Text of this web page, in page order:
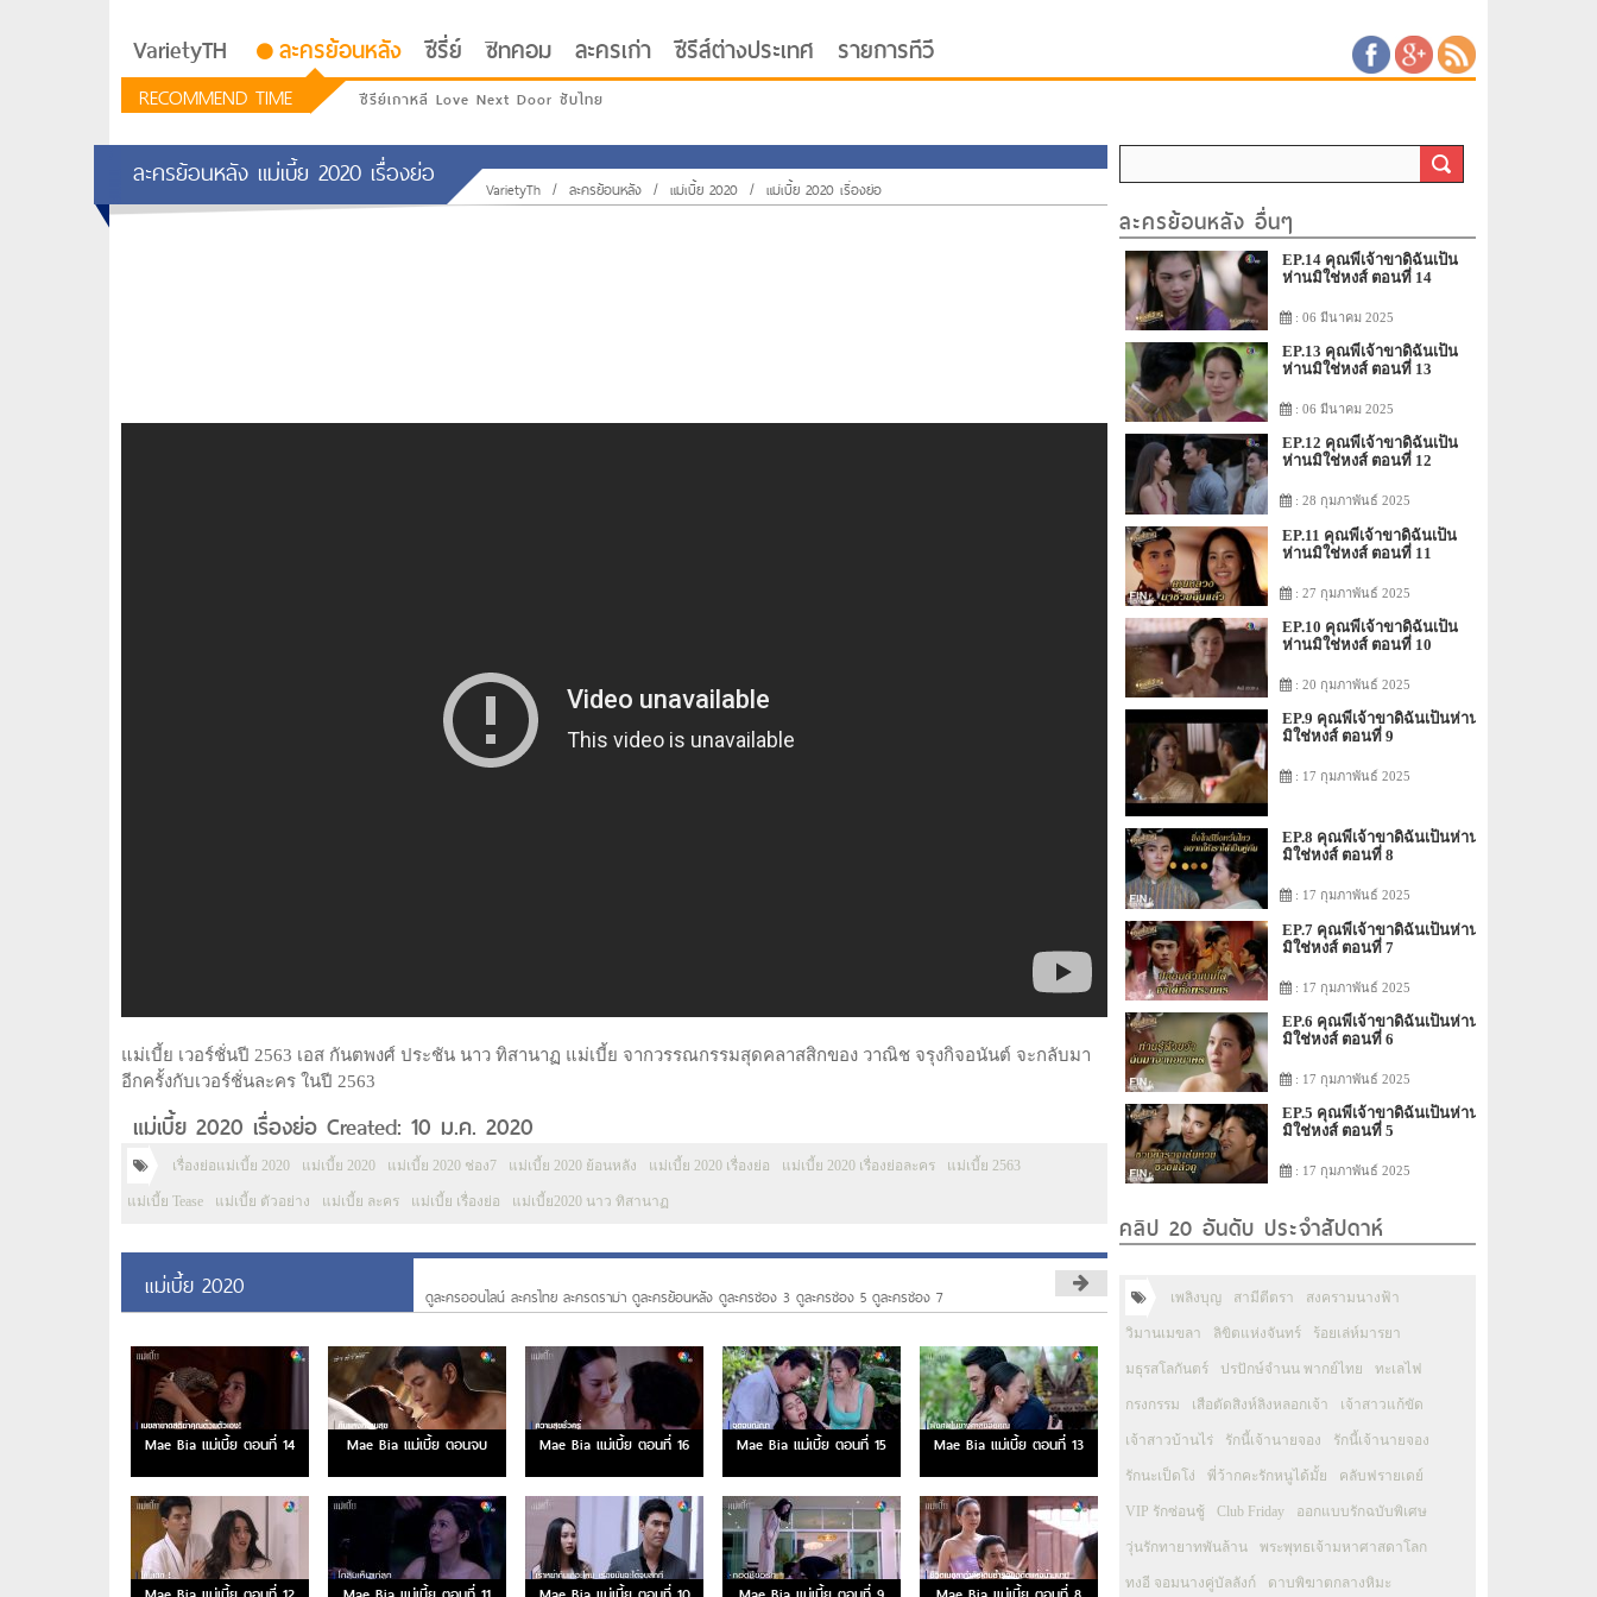
VarietyTH ละครย้อนหลัง ซีรี่ย์ ซิทคอม ละครเก่า ซีรีส์ต่างประเทศ รายการทีวี
RECOMMEND TIME ซีรีย์เกาหลี Love Next Door ซับไทย
รักอยู่ประตูถัดไป
ละครย้อนหลัง แม่เบี้ย 2020 เรื่องย่อ VarietyTh / ละครย้อนหลัง / แม่เบี้ย 2020 / แม่เบี้ย 2020 เรื่องย่อ
แม่เบี้ย เวอร์ชั่นปี 2563 เอส กันตพงศ์ ประชัน นาว ทิสานาฏ แม่เบี้ย จากวรรณกรรมสุดคลาสสิกของ วาณิช จรุงกิจอนันต์ จะกลับมา
อีกครั้งกับเวอร์ชั่นละคร ในปี 2563
แม่เบี้ย 2020 เรื่องย่อ Created: 10 ม.ค. 2020
เรื่องย่อแม่เบี้ย 2020 แม่เบี้ย 2020 แม่เบี้ย 2020 ช่อง7 แม่เบี้ย 2020 ย้อนหลัง แม่เบี้ย 2020 เรื่องย่อ แม่เบี้ย 2020 เรื่องย่อละคร แม่เบี้ย 2563
แม่เบี้ย Tease แม่เบี้ย ตัวอย่าง แม่เบี้ย ละคร แม่เบี้ย เรื่องย่อ แม่เบี้ย2020 นาว ทิสานาฏ
แม่เบี้ย 2020 ดูละครออนไลน์ ละครไทย ละครดราม่า ดูละครย้อนหลัง ดูละครช่อง 3 ดูละครช่อง 5 ดูละครช่อง 7
Mae Bia แม่เบี้ย ตอนที่ 14 Mae Bia แม่เบี้ย ตอนจบ Mae Bia แม่เบี้ย ตอนที่ 16 Mae Bia แม่เบี้ย ตอนที่ 15 Mae Bia แม่เบี้ย ตอนที่ 13
ละครย้อนหลัง อื่นๆ
EP.14 คุณพี่เจ้าขาดิฉันเป็น
ห่านมิใช่หงส์ ตอนที่ 14
: 06 มีนาคม 2025
EP.13 คุณพี่เจ้าขาดิฉันเป็น
ห่านมิใช่หงส์ ตอนที่ 13
: 06 มีนาคม 2025
EP.12 คุณพี่เจ้าขาดิฉันเป็น
ห่านมิใช่หงส์ ตอนที่ 12
: 28 กุมภาพันธ์ 2025
EP.11 คุณพี่เจ้าขาดิฉันเป็น
ห่านมิใช่หงส์ ตอนที่ 11
: 27 กุมภาพันธ์ 2025
EP.10 คุณพี่เจ้าขาดิฉันเป็น
ห่านมิใช่หงส์ ตอนที่ 10
: 20 กุมภาพันธ์ 2025
EP.9 คุณพี่เจ้าขาดิฉันเป็นห่าน
มิใช่หงส์ ตอนที่ 9
: 17 กุมภาพันธ์ 2025
EP.8 คุณพี่เจ้าขาดิฉันเป็นห่าน
มิใช่หงส์ ตอนที่ 8
: 17 กุมภาพันธ์ 2025
EP.7 คุณพี่เจ้าขาดิฉันเป็นห่าน
มิใช่หงส์ ตอนที่ 7
: 17 กุมภาพันธ์ 2025
EP.6 คุณพี่เจ้าขาดิฉันเป็นห่าน
มิใช่หงส์ ตอนที่ 6
: 17 กุมภาพันธ์ 2025
EP.5 คุณพี่เจ้าขาดิฉันเป็นห่าน
มิใช่หงส์ ตอนที่ 5
: 17 กุมภาพันธ์ 2025
คลิป 20 อันดับ ประจำสัปดาห์
เพลิงบุญ สามีตีตรา สงครามนางฟ้า
วิมานเมขลา ลิขิตแห่งจันทร์ ร้อยเล่ห์มารยา
มธุรสโลกันตร์ ปรปักษ์จำนน พากย์ไทย ทะเลไฟ
กรงกรรม เสือตัดสิงห์ลิงหลอกเจ้า เจ้าสาวแก้ขัด
เจ้าสาวบ้านไร่ รักนี้เจ้านายจอง รักนี้เจ้านายจอง
รักนะเป็ดโง่ พี่ว้ากคะรักหนูได้มั้ย คลับฟรายเดย์
VIP รักซ่อนชู้ Club Friday ออกแบบรักฉบับพิเศษ
วุ่นรักทายาทพันล้าน พระพุทธเจ้ามหาศาสดาโลก
ทงอี จอมนางคู่บัลลังก์ ดาบพิฆาตกลางหิมะ